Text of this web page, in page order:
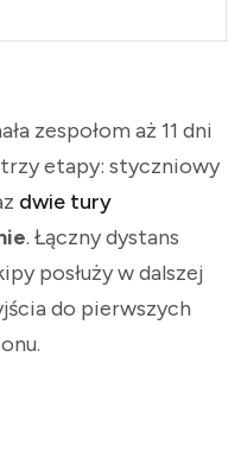
zespołom aż 11 dni
etapy: styczniowy
dwie tury
. Łączny dystans
posłuży w dalszej
do pierwszych